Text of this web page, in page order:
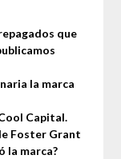
que
la marca
Capital.
Foster Grant
la marca?